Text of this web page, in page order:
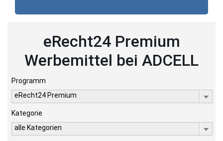
eRecht24 Premium
Werbemittel bei ADCELL
Programm
eRecht24 Premium
Kategorie
alle Kategorien